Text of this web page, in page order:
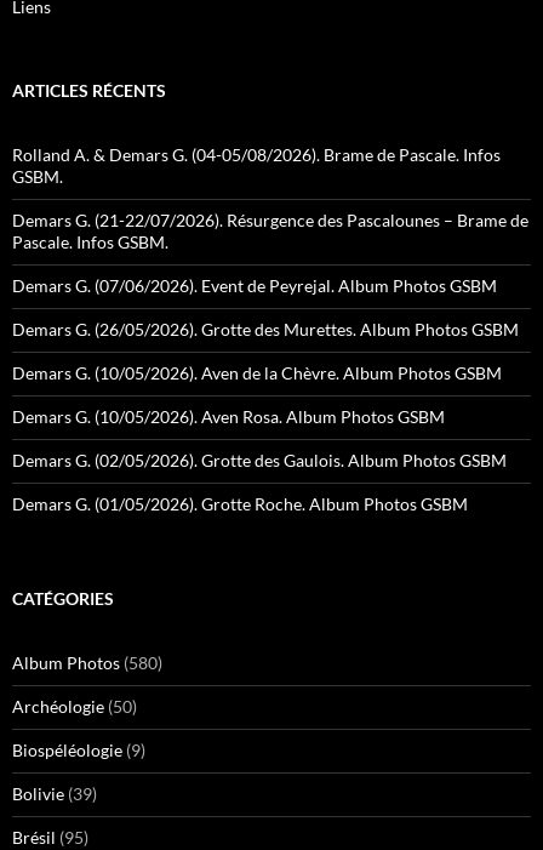
Liens
ARTICLES RÉCENTS
Rolland A. & Demars G. (04-05/08/2026). Brame de Pascale. Infos
GSBM.
Demars G. (21-22/07/2026). Résurgence des Pascalounes – Brame de
Pascale. Infos GSBM.
Demars G. (07/06/2026). Event de Peyrejal. Album Photos GSBM
Demars G. (26/05/2026). Grotte des Murettes. Album Photos GSBM
Demars G. (10/05/2026). Aven de la Chèvre. Album Photos GSBM
Demars G. (10/05/2026). Aven Rosa. Album Photos GSBM
Demars G. (02/05/2026). Grotte des Gaulois. Album Photos GSBM
Demars G. (01/05/2026). Grotte Roche. Album Photos GSBM
CATÉGORIES
Album Photos (580)
Archéologie (50)
Biospéléologie (9)
Bolivie (39)
Brésil (95)